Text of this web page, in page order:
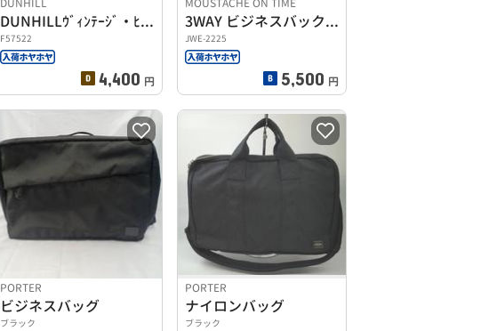
DUNHILLｳﾞｨﾝﾃｰｼﾞ・ﾋﾞｼﾞﾈｽﾊﾞｯｸﾞ
F57522
4,400 円
3WAY ビジネスバック (S)
JWE-2225
5,500 円
PORTER
ビジネスバッグ
ブラック
PORTER
ナイロンバッグ
ブラック